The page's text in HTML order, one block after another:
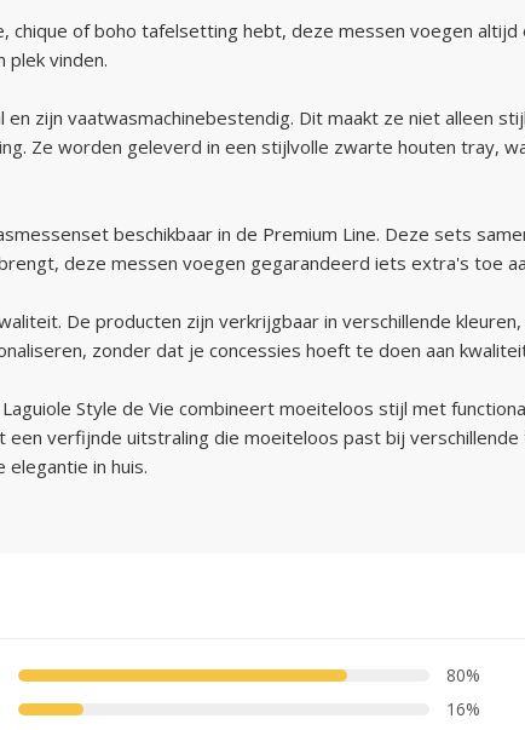
of boho tafelsetting hebt, deze messen voegen
plek vinden.
zijn vaatwasmachinebestendig. Dit maakt ze niet alleen
Ze worden geleverd in een stijlvolle zwarte houten tray,
beschikbaar in de Premium Line. Deze sets
deze messen voegen gegarandeerd iets extra's toe
De producten zijn verkrijgbaar in verschillende
zonder dat je concessies hoeft te doen aan
Style de Vie combineert moeiteloos stijl met
verfijnde uitstraling die moeiteloos past bij
in huis.
80%
16%